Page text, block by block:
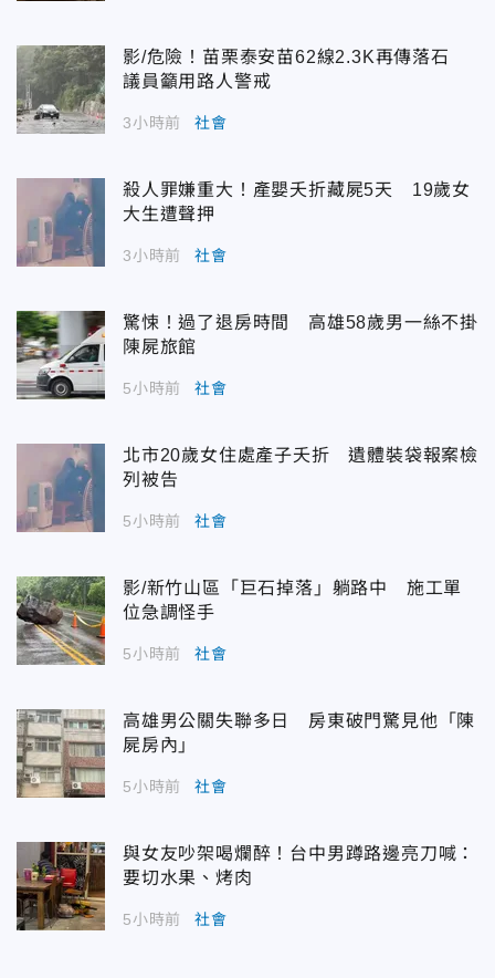
影/危險！苗栗泰安苗62線2.3K再傳落石
議員籲用路人警戒
3小時前 社會
殺人罪嫌重大！產嬰夭折藏屍5天 19歲女
大生遭聲押
3小時前 社會
驚悚！過了退房時間 高雄58歲男一絲不掛
陳屍旅館
5小時前 社會
北市20歲女住處產子夭折 遺體裝袋報案檢
列被告
5小時前 社會
影/新竹山區「巨石掉落」躺路中 施工單
位急調怪手
5小時前 社會
高雄男公關失聯多日 房東破門驚見他「陳
屍房內」
5小時前 社會
與女友吵架喝爛醉！台中男蹲路邊亮刀喊：
要切水果、烤肉
5小時前 社會